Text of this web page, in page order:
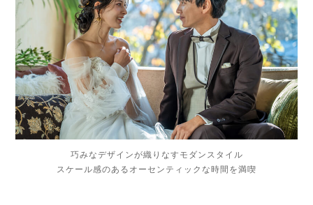
巧みなデザインが織りなすモダンスタイル
スケール感のあるオーセンティックな時間を満喫